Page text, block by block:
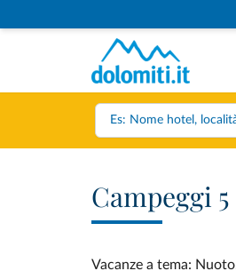
Campeggi
Vacanze a tema: